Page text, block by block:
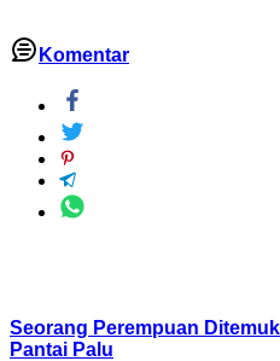
Komentar
Seorang Perempuan
Pantai Palu